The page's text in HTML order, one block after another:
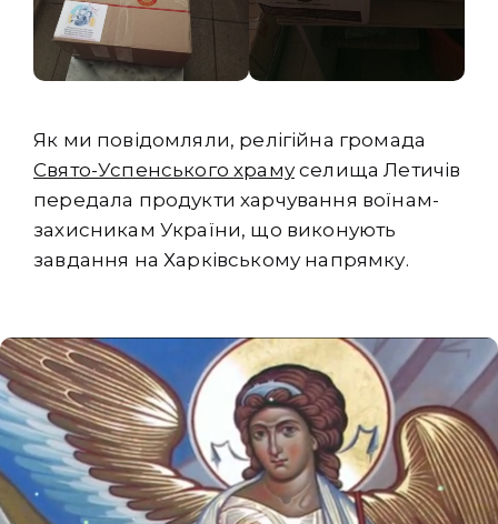
Як ми повідомляли, релігійна громада
Свято-Успенського храмуселища Летичів
передала продукти харчування воїнам-
захисникам України, що виконують
завдання на Харківському напрямку.